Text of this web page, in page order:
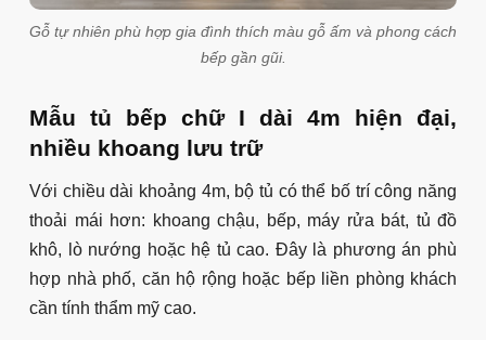
Gỗ tự nhiên phù hợp gia đình thích màu gỗ ấm và phong cách
bếp gần gũi.
Mẫu tủ bếp chữ I dài 4m hiện đại,
nhiều khoang lưu trữ
Với chiều dài khoảng 4m, bộ tủ có thể bố trí công năng
thoải mái hơn: khoang chậu, bếp, máy rửa bát, tủ đồ
khô, lò nướng hoặc hệ tủ cao. Đây là phương án phù
hợp nhà phố, căn hộ rộng hoặc bếp liền phòng khách
cần tính thẩm mỹ cao.